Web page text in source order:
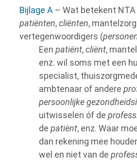
Bijlage A – Wat betekent NTA
patiënten,cliënten,
vertegenwoordigers (
Een patiënt,cliënt,
enz. wil soms met een
specialist,
ambtenaar of andere
persoonlijke
uitwisselen óf de
de patiënt, enz. Waar
dan rekening mee
wel en niet van de